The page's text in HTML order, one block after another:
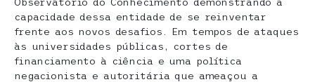
capacidade dessa entidade de se reinventar
frente aos novos desafios. Em tempos de ataques
às universidades públicas, cortes de
financiamento à ciência e uma política
negacionista e autoritária que ameaçou a